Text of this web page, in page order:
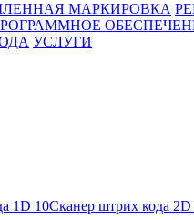
МАРКИРОВКА
УСЛУГИ
1D 10Сканер штрих кода 2D